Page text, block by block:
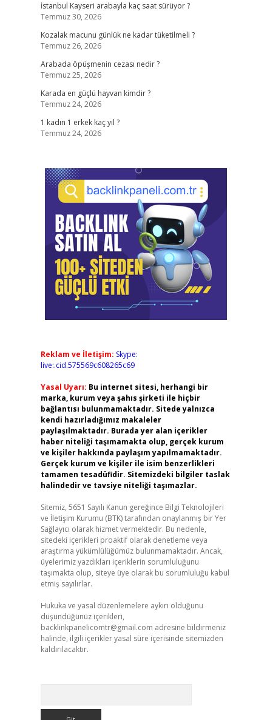
İstanbul Kayseri arabayla kaç saat sürüyor ?
Temmuz 30, 2026
Kozalak macunu günlük ne kadar tüketilmeli ?
Temmuz 26, 2026
Arabada öpüşmenin cezası nedir ?
Temmuz 25, 2026
Karada en güçlü hayvan kimdir ?
Temmuz 24, 2026
1 kadın 1 erkek kaç yıl ?
Temmuz 24, 2026
Reklam ve İletişim: Skype:
live:.cid.575569c608265c69
Yasal Uyarı: Bu internet sitesi, herhangi bir
marka, kurum veya şahıs şirketi ile hiçbir
bağlantısı bulunmamaktadır. Sitede yalnızca
kendi hazırladığımız makaleler
paylaşılmaktadır. Burada yer alan içerikler
haber niteliği taşımamakta olup, gerçek kurum
ve kişiler hakkında paylaşım yapılmamaktadır.
Gerçek kurum ve kişiler ile isim benzerlikleri
tamamen tesadüfidir. Sitemizdeki bilgiler taslak
halindedir ve tavsiye niteliği taşımazlar.
Sitemiz, 5651 Sayılı Kanun gereğince Bilgi Teknolojileri
ve İletişim Kurumu (BTK) tarafından onaylanmış bir Yer
Sağlayıcı olarak hizmet vermektedir. Bu nedenle,
sitedeki içerikleri proaktif olarak denetleme veya
araştırma yükümlülüğümüz bulunmamaktadır. Ancak,
üyelerimiz yazdıkları içeriklerin sorumluluğunu
taşımakta olup, siteye üye olarak bu sorumluluğu kabul
etmiş sayılırlar.
Hukuka ve yasal düzenlemelere aykırı olduğunu
düşündüğünüz içerikleri,
backlinkpanelicomtr@gmail.com adresine bildirmeniz
halinde, ilgili içerikler yasal süre içerisinde sitemizden
kaldırılacaktır.